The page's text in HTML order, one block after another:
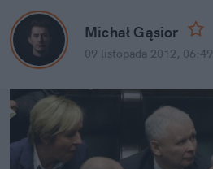
Michał Gąsior
09 listopada 2012, 06:49